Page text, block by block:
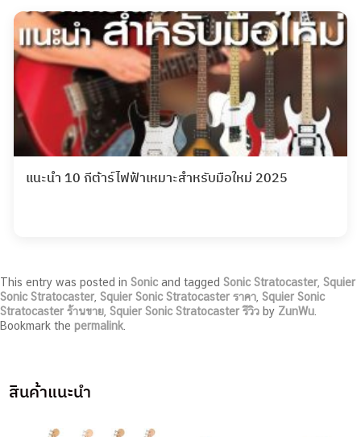
แนะนำ 10 กีต้าร์ไฟฟ้าเหมาะสำหรับมือใหม่ 2025
This entry was posted in Sonic and tagged Sonic Stratocaster Squier
Sonic Stratocaster Squier Sonic Stratocaster ราคา Squier Sonic
Stratocaster ร้านขาย Squier Sonic Stratocaster รีวิว by ZunWu
Bookmark the permalink
สินค้าแนะนำ